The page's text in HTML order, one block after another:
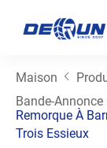
Maison
Bande-
Remorque À
Trois Essieux